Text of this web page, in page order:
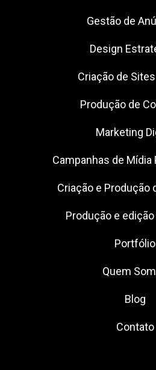
Gestão de
Design
Criação de
Produção de
Marketing
Campanhas de Mídia
Criação e Produção
Produção e
Portfólio
Quem
Blog
Contato